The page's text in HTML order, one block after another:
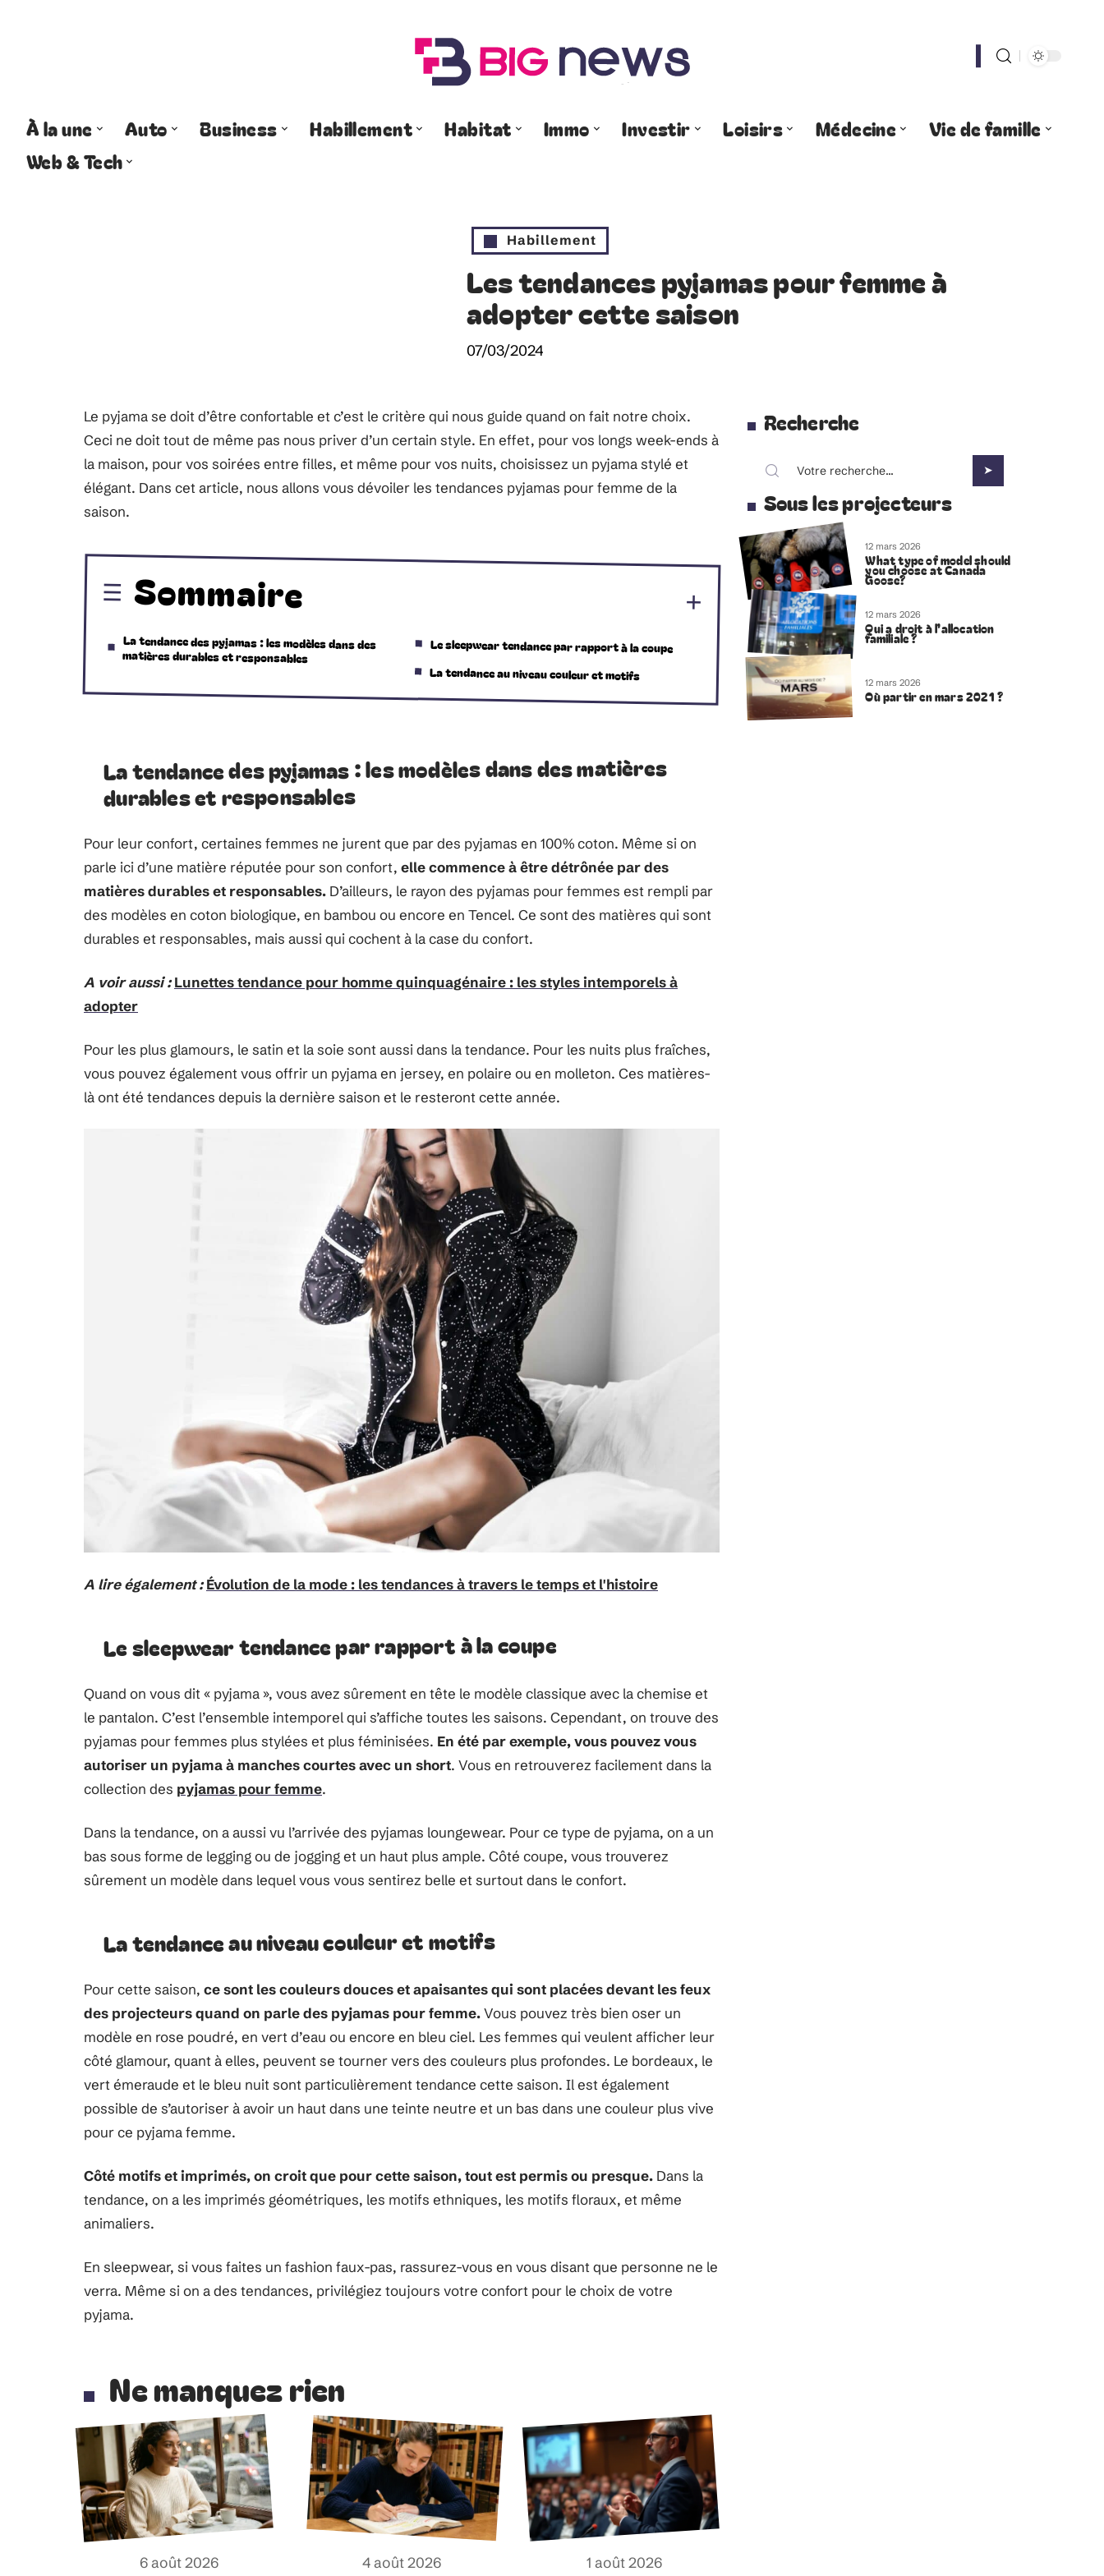
À la une Auto Business Habillement Habitat Immo Investir Loisirs Médecine
Vie de famille
Web & Tech
Habillement
Les tendances pyjamas pour femme à
adopter cette saison
07/03/2024
Le pyjama se doit d’être confortable et c’est le critère qui nous guide quand on fait notre choix.
Ceci ne doit tout de même pas nous priver d’un certain style. En effet, pour vos longs week-ends à
la maison, pour vos soirées entre filles, et même pour vos nuits, choisissez un pyjama stylé et
élégant. Dans cet article, nous allons vous dévoiler les tendances pyjamas pour femme de la
saison.
Sommaire
La tendance des pyjamas : les modèles dans des
matières durables et responsables
Le sleepwear tendance par rapport à la coupe
La tendance au niveau couleur et motifs
La tendance des pyjamas : les modèles dans des matières
durables et responsables
Pour leur confort, certaines femmes ne jurent que par des pyjamas en 100% coton. Même si on
parle ici d’une matière réputée pour son confort, elle commence à être détrônée par des
matières durables et responsables. D’ailleurs, le rayon des pyjamas pour femmes est rempli par
des modèles en coton biologique, en bambou ou encore en Tencel. Ce sont des matières qui sont
durables et responsables, mais aussi qui cochent à la case du confort.
A voir aussi : Lunettes tendance pour homme quinquagénaire : les styles intemporels à
adopter
Pour les plus glamours, le satin et la soie sont aussi dans la tendance. Pour les nuits plus fraîches,
vous pouvez également vous offrir un pyjama en jersey, en polaire ou en molleton. Ces matières-
là ont été tendances depuis la dernière saison et le resteront cette année.
A lire également : Évolution de la mode : les tendances à travers le temps et l'histoire
Le sleepwear tendance par rapport à la coupe
Quand on vous dit « pyjama », vous avez sûrement en tête le modèle classique avec la chemise et
le pantalon. C’est l’ensemble intemporel qui s’affiche toutes les saisons. Cependant, on trouve des
pyjamas pour femmes plus stylées et plus féminisées. En été par exemple, vous pouvez vous
autoriser un pyjama à manches courtes avec un short. Vous en retrouverez facilement dans la
collection des pyjamas pour femme.
Dans la tendance, on a aussi vu l’arrivée des pyjamas loungewear. Pour ce type de pyjama, on a un
bas sous forme de legging ou de jogging et un haut plus ample. Côté coupe, vous trouverez
sûrement un modèle dans lequel vous vous sentirez belle et surtout dans le confort.
La tendance au niveau couleur et motifs
Pour cette saison, ce sont les couleurs douces et apaisantes qui sont placées devant les feux
des projecteurs quand on parle des pyjamas pour femme.Vous pouvez très bien oser un
modèle en rose poudré, en vert d’eau ou encore en bleu ciel. Les femmes qui veulent afficher leur
côté glamour, quant à elles, peuvent se tourner vers des couleurs plus profondes. Le bordeaux, le
vert émeraude et le bleu nuit sont particulièrement tendance cette saison. Il est également
possible de s’autoriser à avoir un haut dans une teinte neutre et un bas dans une couleur plus vive
pour ce pyjama femme.
Côté motifs et imprimés, on croit que pour cette saison, tout est permis ou presque. Dans la
tendance, on a les imprimés géométriques, les motifs ethniques, les motifs floraux, et même
animaliers.
En sleepwear, si vous faites un fashion faux-pas, rassurez-vous en vous disant que personne ne le
verra. Même si on a des tendances, privilégiez toujours votre confort pour le choix de votre
pyjama.
Ne manquez rien
6 août 2026 4 août 2026 1 août 2026
Recherche
Sous les projecteurs
12 mars 2026
What type of model should
you choose at Canada
Goose?
12 mars 2026
Qui a droit à l’allocation
familiale ?
12 mars 2026
Où partir en mars 2021 ?